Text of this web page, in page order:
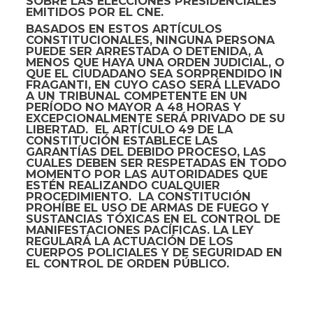
EMITIDOS POR EL CNE.
BASADOS EN ESTOS ARTÍCULOS
CONSTITUCIONALES, NINGUNA PERSONA
PUEDE SER ARRESTADA O DETENIDA, A
MENOS QUE HAYA UNA ORDEN JUDICIAL, O
QUE EL CIUDADANO SEA SORPRENDIDO IN
FRAGANTI, EN CUYO CASO SERÁ LLEVADO
A UN TRIBUNAL COMPETENTE EN UN
PERÍODO NO MAYOR A 48 HORAS Y
EXCEPCIONALMENTE SERÁ PRIVADO DE SU
LIBERTAD. ⁠ EL ARTÍCULO 49 DE LA
CONSTITUCIÓN ESTABLECE LAS
GARANTÍAS DEL DEBIDO PROCESO, LAS
CUALES DEBEN SER RESPETADAS EN TODO
MOMENTO POR LAS AUTORIDADES QUE
ESTÉN REALIZANDO CUALQUIER
PROCEDIMIENTO.⁠ LA CONSTITUCIÓN
PROHÍBE EL USO DE ARMAS DE FUEGO Y
SUSTANCIAS TÓXICAS EN EL CONTROL DE
MANIFESTACIONES PACÍFICAS. LA LEY
REGULARÁ LA ACTUACIÓN DE LOS
CUERPOS POLICIALES Y DE SEGURIDAD EN
EL CONTROL DE ORDEN PÚBLICO.⁠